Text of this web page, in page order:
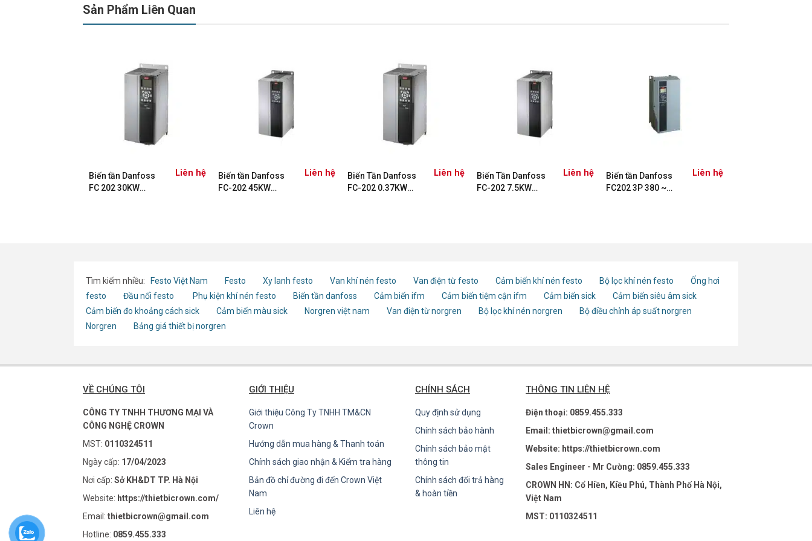
Sản Phẩm Liên Quan
Biến tần Danfoss
FC 202 30KW
Liên hệ
Biến tần Danfoss
FC-202 45KW
Liên hệ
Biến Tần Danfoss
FC-202 0.37KW
Liên hệ
Biến Tần Danfoss
FC-202 7.5KW
Liên hệ
Biến tần Danfoss
FC202 3P 380 ~
Liên hệ
Tìm kiếm nhiều: Festo Việt Nam Festo Xy lanh festo Van khí nén festo Van điện từ festo Cảm biến khí nén festo Bộ lọc khí nén festo
Ống hơi
festo
Đầu nối festo Phụ kiện khí nén festo Biến tần danfoss Cảm biến ifm Cảm biến tiệm cận ifm Cảm biến sick
Cảm biến siêu âm sick
Cảm biến đo khoảng cách sick
Cảm biến màu sick Norgren việt nam Van điện từ norgren Bộ lọc khí nén norgren
Bộ điều chỉnh áp suất norgren
Norgren
Bảng giá thiết bị norgren
VỀ CHÚNG TÔI
CÔNG TY TNHH THƯƠNG MẠI VÀ
CÔNG NGHỆ CROWN
MST: 0110324511
Ngày cấp: 17/04/2023
Nơi cấp: Sở KH&DT TP. Hà Nội
Website: https://thietbicrown.com/
Email: thietbicrown@gmail.com
Hotline: 0859.455.333
GIỚI THIỆU
Giới thiệu Công Ty TNHH TM&CN
Crown
Hướng dẫn mua hàng & Thanh toán
Chính sách giao nhận & Kiểm tra hàng
Bản đồ chỉ đường đi đến Crown Việt
Nam
Liên hệ
CHÍNH SÁCH
Quy định sử dụng
Chính sách bảo hành
Chính sách bảo mật
thông tin
Chính sách đổi trả hàng
& hoàn tiền
THÔNG TIN LIÊN HỆ
Điện thoại: 0859.455.333
Email: thietbicrown@gmail.com
Website: https://thietbicrown.com
Sales Engineer - Mr Cường: 0859.455.333
CROWN HN: Cổ Hiền, Kiều Phú, Thành Phố Hà Nội,
Việt Nam
MST: 0110324511